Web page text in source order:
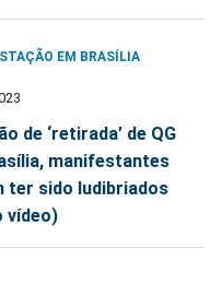
EM BRASÍLIA
de ‘retirada’ de QG
manifestantes
ter sido ludibriados
vídeo)